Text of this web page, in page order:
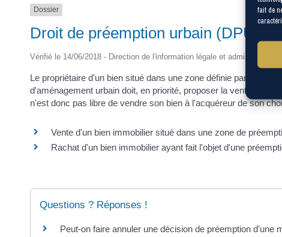
fait de
Dossier
Droit de préemption urbain (DPU)
Vérifié le 14/06/2018 - Direction de l'information légale et administrative
Le propriétaire d'un bien situé dans une zone définie par une
d'aménagement urbain doit, en priorité, proposer la vente du
n'est donc pas libre de vendre son bien à l'acquéreur de son
Vente d'un bien immobilier situé dans une zone de
Rachat d'un bien immobilier ayant fait l'objet d'une
Questions ? Réponses !
Peut-on faire annuler une décision de préemption d'une